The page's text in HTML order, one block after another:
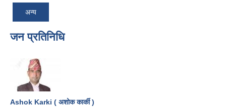
अन्य
जन प्रतिनिधि
Ashok Karki ( अशोक कार्की )